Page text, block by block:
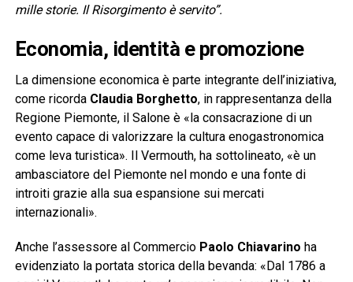
mille storie. Il Risorgimento è servito”.
Economia, identità e promozione
La dimensione economica è parte integrante dell’iniziativa,
come ricordaClaudia Borghetto, in rappresentanza della
Regione Piemonte, il Salone è «la consacrazione di un
evento capace di valorizzare la cultura enogastronomica
come leva turistica». Il Vermouth, ha sottolineato, «è un
ambasciatore del Piemonte nel mondo e una fonte di
introiti grazie alla sua espansione sui mercati
internazionali».
Anche l’assessore al Commercio Paolo Chiavarino ha
evidenziato la portata storica della bevanda: «Dal 1786 a